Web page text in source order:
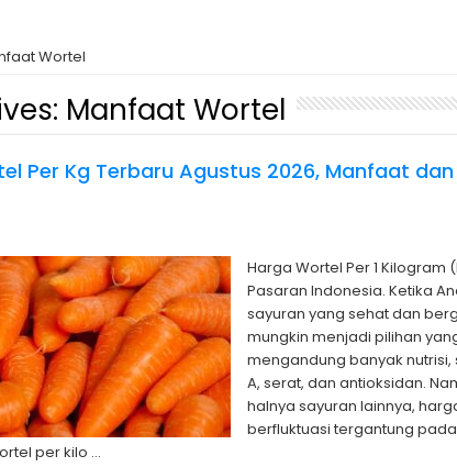
Wortel
Manfaat Wortel
Per Kg Terbaru Agustus 2026, Manfaat dan
Harga Wortel Per 1 Kilogram
Pasaran Indonesia. Ketika
sayuran yang sehat dan
mungkin menjadi pilihan
mengandung banyak nutrisi,
A, serat, dan antioksidan.
halnya sayuran lainnya,
berfluktuasi tergantung
per kilo …